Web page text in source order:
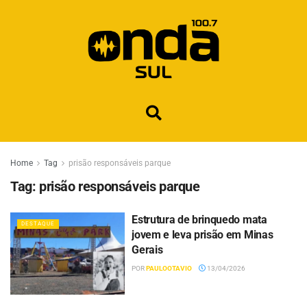
Home Tag prisão responsáveis parque
Tag: prisão responsáveis parque
DESTAQUE
Estrutura de brinquedo mata
jovem e leva prisão em Minas
Gerais
PORPAULOOTAVIO 13/04/2026